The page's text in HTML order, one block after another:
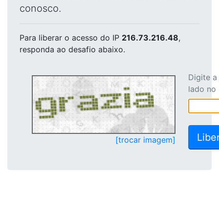
conosco.
Para liberar o acesso do IP 216.73.216.48,
responda ao desafio abaixo.
[trocar imagem]
Digite
lado no